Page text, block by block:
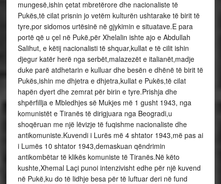
mungesë,ishin çetat mbretërore dhe nacionaliste të
Pukës,të cilat prisnin jo vetëm kulturën ushtarake të birit të
tyre,por sidomos urtësinë në gjykimin e situatave.E para
portë që u çel në Pukë,për Xhelalin ishte ajo e Abdullah
Salihut, e këtij nacionalisti të shquar,kullat e të cilit ishin
djegur katër herë nga serbët,malazezët e italianët,madje
duke parë atdhetarin e kulluar dhe besën e dhënë të birit të
Pukës,ishin me dhjetra e dhjetra,kullat e Pukës,të cilat
hapën dyert dhe zemrat për birin e tyre.Prishja dhe
shpërfillja e Mbledhjes së Mukjes më 1 gusht 1943, nga
komunistët e Tiranës të dirigjuara nga Beogradi,u
shoqëruan me një lëvizje të fuqishme nacionaliste dhe
antikomuniste.Kuvendi i Lurës më 4 shtator 1943,më pas ai
i Lumës 10 shtator 1943,demaskuan qëndrimin
antikombëtar të klikës komuniste të Tiranës.Në këto
kushte,Xhemal Laçi punoi intenzivisht edhe për një kuvend
në Pukë,ku do të lidhje besa për të luftuar deri në fund